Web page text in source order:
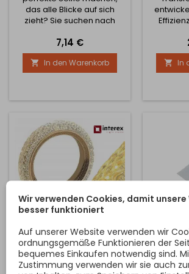
das alle Blicke auf sich
zieht? Sie suchen nach
professionelle Beleuchtung
direkt auf Ihr Smartphone
zu bekommen? Wir stellen
Ihnen das revolutionäre
für Ihr Handy vor - Ihr
Fotos, wo immer Sie sind! 1.
Universelle Kompatibilität -
Passt...
Preis
7,14 €
 In den Warenkorb
bringen.
ein
 In
DEKORATIVE
TISCHLEUCHTE ORION /
GOLD
Wir präsentieren die
12V
Wir verwenden Cookies, damit
besser funktioniert
Auf unserer Website verwenden wir
ordnungsgemäße Funktionieren der
bequemes Einkaufen notwendig sind.
Zustimmung verwenden wir sie auch